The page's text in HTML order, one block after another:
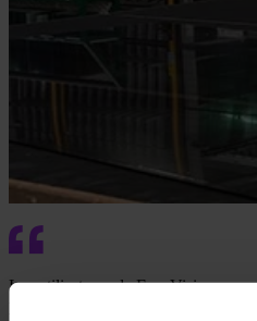
Les utilisateurs de FeneVision